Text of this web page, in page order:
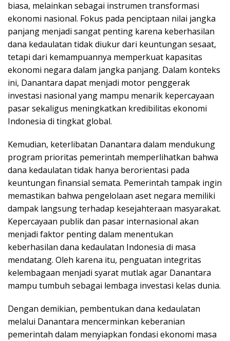
biasa, melainkan sebagai instrumen transformasi
ekonomi nasional. Fokus pada penciptaan nilai jangka
panjang menjadi sangat penting karena keberhasilan
dana kedaulatan tidak diukur dari keuntungan sesaat,
tetapi dari kemampuannya memperkuat kapasitas
ekonomi negara dalam jangka panjang. Dalam konteks
ini, Danantara dapat menjadi motor penggerak
investasi nasional yang mampu menarik kepercayaan
pasar sekaligus meningkatkan kredibilitas ekonomi
Indonesia di tingkat global.
Kemudian, keterlibatan Danantara dalam mendukung
program prioritas pemerintah memperlihatkan bahwa
dana kedaulatan tidak hanya berorientasi pada
keuntungan finansial semata. Pemerintah tampak ingin
memastikan bahwa pengelolaan aset negara memiliki
dampak langsung terhadap kesejahteraan masyarakat.
Kepercayaan publik dan pasar internasional akan
menjadi faktor penting dalam menentukan
keberhasilan dana kedaulatan Indonesia di masa
mendatang. Oleh karena itu, penguatan integritas
kelembagaan menjadi syarat mutlak agar Danantara
mampu tumbuh sebagai lembaga investasi kelas dunia.
Dengan demikian, pembentukan dana kedaulatan
melalui Danantara mencerminkan keberanian
pemerintah dalam menyiapkan fondasi ekonomi masa